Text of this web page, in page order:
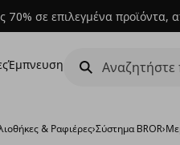
70% σε επιλεγμένα προϊόντα,
Έμπνευση
& Ραφιέρες›Σύστημα BROR›